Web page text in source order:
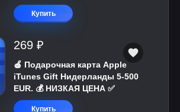
Купить
269 ₽
🍎 Подарочная карта Apple
iTunes Gift Нидерланды 5-500
EUR. 💰 НИЗКАЯ ЦЕНА ✅
Купить